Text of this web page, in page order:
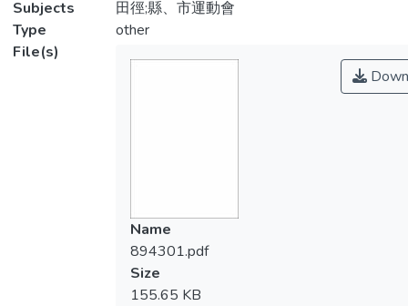
Subjects
田徑;縣、市運動會
Type
other
File(s)
Name
894301.pdf
Size
155.65 KB